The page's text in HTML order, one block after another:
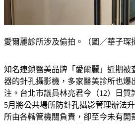
愛爾麗診所涉及偷拍。（圖／華子琛
知名連鎖醫美品牌「愛爾麗」近期被
器的針孔攝影機，多家醫美診所也爆
注。台北市議員林亮君今（12）日質
5月將公共場所防針孔攝影管理辦法
所由各轄管機關負責，卻至今未有開